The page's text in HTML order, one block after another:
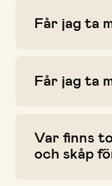
Får jag ta
Får jag ta
Var finns
och skåp